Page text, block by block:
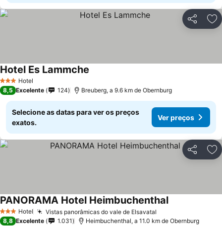
Partilhar
3 EstrelasHotel
Hotel Es Lammche
8,5 Excelente 124 Breuberg, a 9.6 km de Obernburg
Selecione as datas para ver os preços
exatos.
Ver preços
Partilhar
3 EstrelasHotel Vistas panorâmicas do vale de Elsavatal
PANORAMA Hotel Heimbuchenthal
8,8 Excelente 1.031 Heimbuchenthal, a 11.0 km de Obernburg